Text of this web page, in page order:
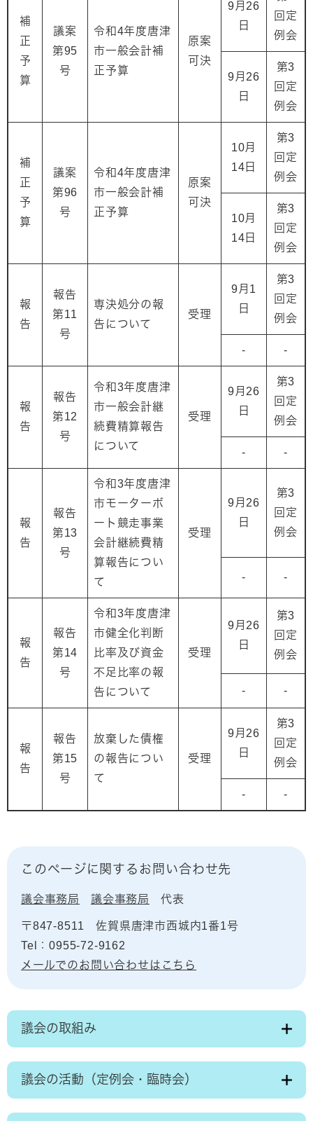
補
正
予
算
議案
第95
号
令和4年度唐津
市一般会計補
正予算
原案
可決
9月26
日
回定
例会
9月26
日
第3
回定
例会
補
正
予
算
議案
第96
号
令和4年度唐津
市一般会計補
正予算
原案
可決
10月
14日
第3
回定
例会
10月
14日
第3
回定
例会
報
告
報告
第11
号
専決処分の報
告について
受理
9月1
日
第3
回定
例会
- -
報
告
報告
第12
号
令和3年度唐津
市一般会計継
続費精算報告
について
受理
9月26
日
第3
回定
例会
- -
報
告
報告
第13
号
令和3年度唐津
市モーターボ
ート競走事業
会計継続費精
算報告につい
て
受理
9月26
日
第3
回定
例会
- -
報
告
報告
第14
号
令和3年度唐津
市健全化判断
比率及び資金
不足比率の報
告について
受理
9月26
日
第3
回定
例会
- -
報
告
報告
第15
号
放棄した債権
の報告につい
て
受理
9月26
日
第3
回定
例会
- -
このページに関するお問い合わせ先
議会事務局 議会事務局 代表
〒847-8511
佐賀県唐津市西城内1番1号
Tel：0955-72-9162
メールでのお問い合わせはこちら
議会の取組み
議会の活動（定例会・臨時会）